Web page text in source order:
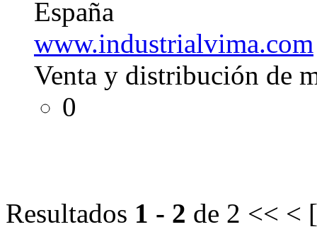
España
www.industrialvima.com
Venta y distribución de
0
Resultados 1 - 2 de 2 << < [